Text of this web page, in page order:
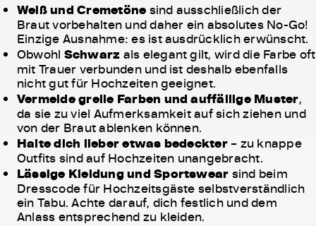
Weiß und Cremetöne sind ausschließlich der
Braut vorbehalten und daher ein absolutes No-Go!
Einzige Ausnahme: es ist ausdrücklich erwünscht.
Obwohl Schwarz als elegant gilt, wird die Farbe oft
mit Trauer verbunden und ist deshalb ebenfalls
nicht gut für Hochzeiten geeignet.
Vermeide grelle Farben und auffällige Muster,
da sie zu viel Aufmerksamkeit auf sich ziehen und
von der Braut ablenken können.
Halte dich lieber etwas bedeckter– zu knappe
Outfits sind auf Hochzeiten unangebracht.
Lässige Kleidung und Sportswear sind beim
Dresscode für Hochzeitsgäste selbstverständlich
ein Tabu. Achte darauf, dich festlich und dem
Anlass entsprechend zu kleiden.